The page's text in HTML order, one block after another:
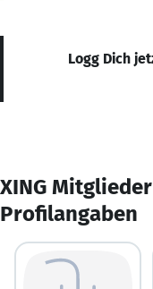
Logg Dich
XING
Profilangaben